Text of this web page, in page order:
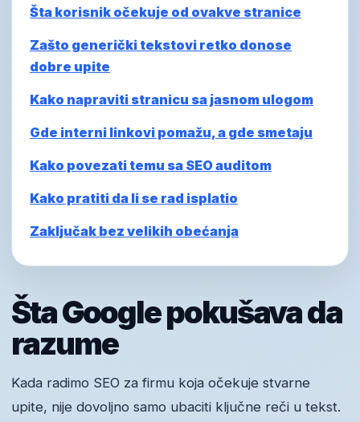
Šta korisnik očekuje od ovakve stranice
Zašto generički tekstovi retko donose
dobre upite
Kako napraviti stranicu sa jasnom ulogom
Gde interni linkovi pomažu, a gde smetaju
Kako povezati temu sa SEO auditom
Kako pratiti da li se rad isplatio
Zaključak bez velikih obećanja
Šta Google pokušava da
razume
Kada radimo SEO za firmu koja očekuje stvarne
upite, nije dovoljno samo ubaciti ključne reči u tekst.